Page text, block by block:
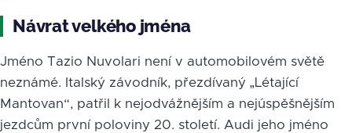
Návrat velkého jména
Jméno Tazio Nuvolari není v automobilovém světě
neznámé. Italský závodník, přezdívaný „Létající
Mantovan“, patřil k nejodvážnějším a nejúspěšnějším
jezdcům první poloviny 20. století. Audi jeho jméno